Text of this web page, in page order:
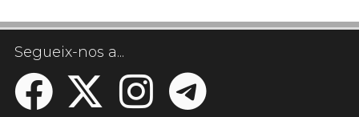
Segueix-nos a...